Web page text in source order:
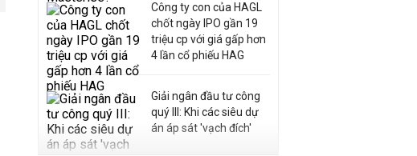
Công ty con của HAGL
chốt ngày IPO gần 19
triệu cp với giá gấp hơn
4 lần cổ phiếu HAG
Giải ngân đầu tư công
quý III: Khi các siêu dự
án áp sát 'vạch đích'